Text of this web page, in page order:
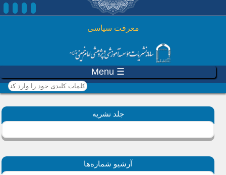
رفتن به محتوای اصلی
معرفت سیاسی
☰ Menu
کلمات کلیدی خود را وارد
کنید
جلد نشریه
آرشیو شماره‌ها